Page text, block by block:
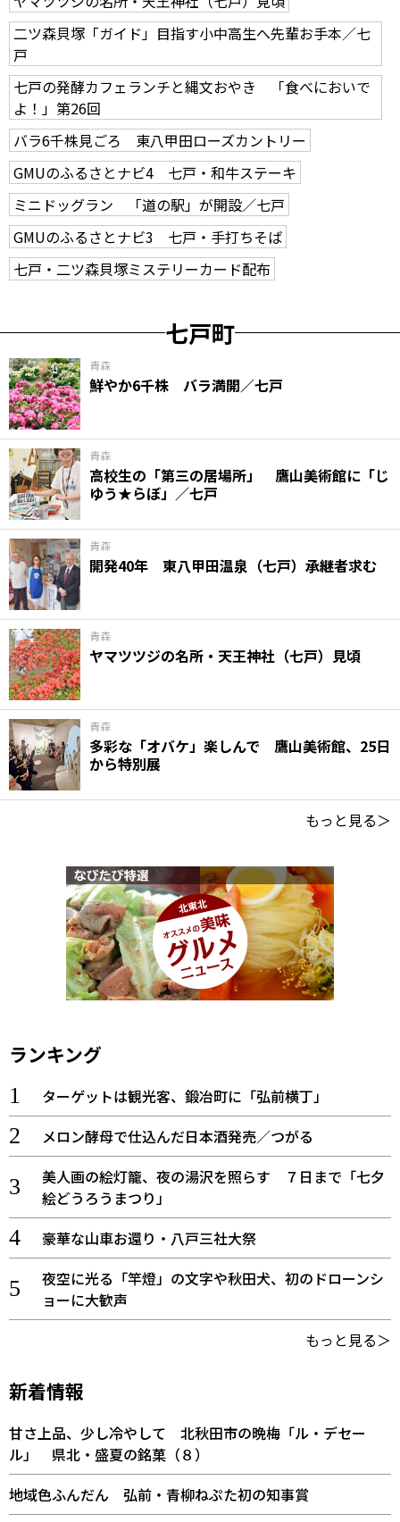
二ツ森貝塚「ガイド」目指す小中高生へ先輩お手本／七
戸
七戸の発酵カフェランチと縄文おやき 「食べにおいで
よ！」第26回
バラ6千株見ごろ 東八甲田ローズカントリー
GMUのふるさとナビ4 七戸・和牛ステーキ
ミニドッグラン 「道の駅」が開設／七戸
GMUのふるさとナビ3 七戸・手打ちそば
七戸・二ツ森貝塚ミステリーカード配布
七戸町
青森
鮮やか6千株 バラ満開／七戸
青森
高校生の「第三の居場所」 鷹山美術館に「じ
ゆう★らぼ」／七戸
青森
開発40年 東八甲田温泉（七戸）承継者求む
青森
ヤマツツジの名所・天王神社（七戸）見頃
青森
多彩な「オバケ」楽しんで 鷹山美術館、25日
から特別展
もっと見る＞
ランキング
ターゲットは観光客、鍛冶町に「弘前横丁」
メロン酵母で仕込んだ日本酒発売／つがる
美人画の絵灯籠、夜の湯沢を照らす ７日まで「七夕
絵どうろうまつり」
豪華な山車お還り・八戸三社大祭
夜空に光る「竿燈」の文字や秋田犬、初のドローンシ
ョーに大歓声
もっと見る＞
新着情報
甘さ上品、少し冷やして 北秋田市の晩梅「ル・デセー
ル」 県北・盛夏の銘菓（８）
地域色ふんだん 弘前・青柳ねぷた初の知事賞